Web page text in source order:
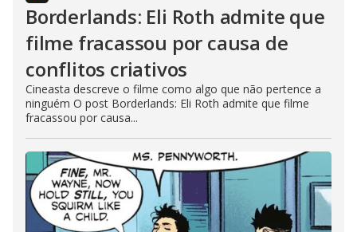
Borderlands: Eli Roth admite que
filme fracassou por causa de
conflitos criativos
Cineasta descreve o filme como algo que não pertence a
ninguém O post Borderlands: Eli Roth admite que filme
fracassou por causa...